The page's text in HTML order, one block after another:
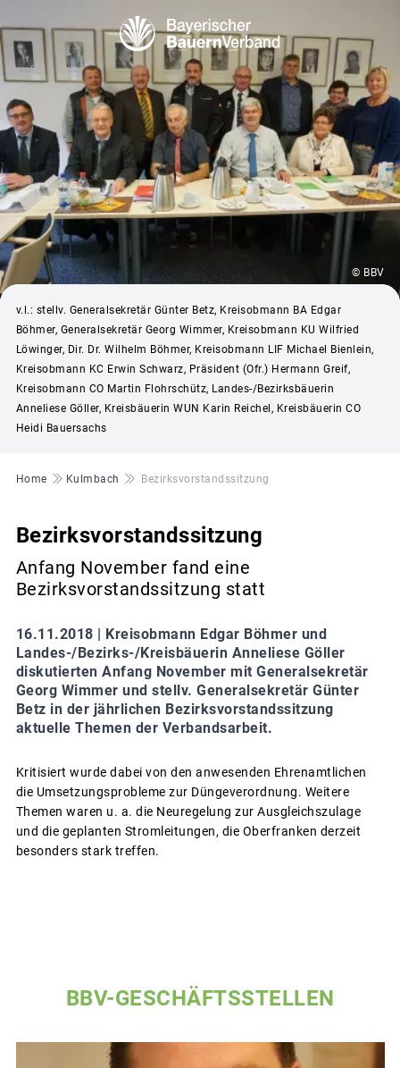
© BBV
v.l.: stellv. Generalsekretär Günter Betz, Kreisobmann BA Edgar
Böhmer, Generalsekretär Georg Wimmer, Kreisobmann KU Wilfried
Löwinger, Dir. Dr. Wilhelm Böhmer, Kreisobmann LIF Michael Bienlein,
Kreisobmann KC Erwin Schwarz, Präsident (Ofr.) Hermann Greif,
Kreisobmann CO Martin Flohrschütz, Landes-/Bezirksbäuerin
Anneliese Göller, Kreisbäuerin WUN Karin Reichel, Kreisbäuerin CO
Heidi Bauersachs
Pfadnavigation
Home Kulmbach Bezirksvorstandssitzung
Bezirksvorstandssitzung
Anfang November fand eine
Bezirksvorstandssitzung statt
16.11.2018 |
Kreisobmann Edgar Böhmer und
Landes-/Bezirks-/Kreisbäuerin Anneliese Göller
diskutierten Anfang November mit Generalsekretär
Georg Wimmer und stellv. Generalsekretär Günter
Betz in der jährlichen Bezirksvorstandssitzung
aktuelle Themen der Verbandsarbeit.
Kritisiert wurde dabei von den anwesenden Ehrenamtlichen
die Umsetzungsprobleme zur Düngeverordnung. Weitere
Themen waren u. a. die Neuregelung zur Ausgleichszulage
und die geplanten Stromleitungen, die Oberfranken derzeit
besonders stark treffen.
BBV-GESCHÄFTSSTELLEN